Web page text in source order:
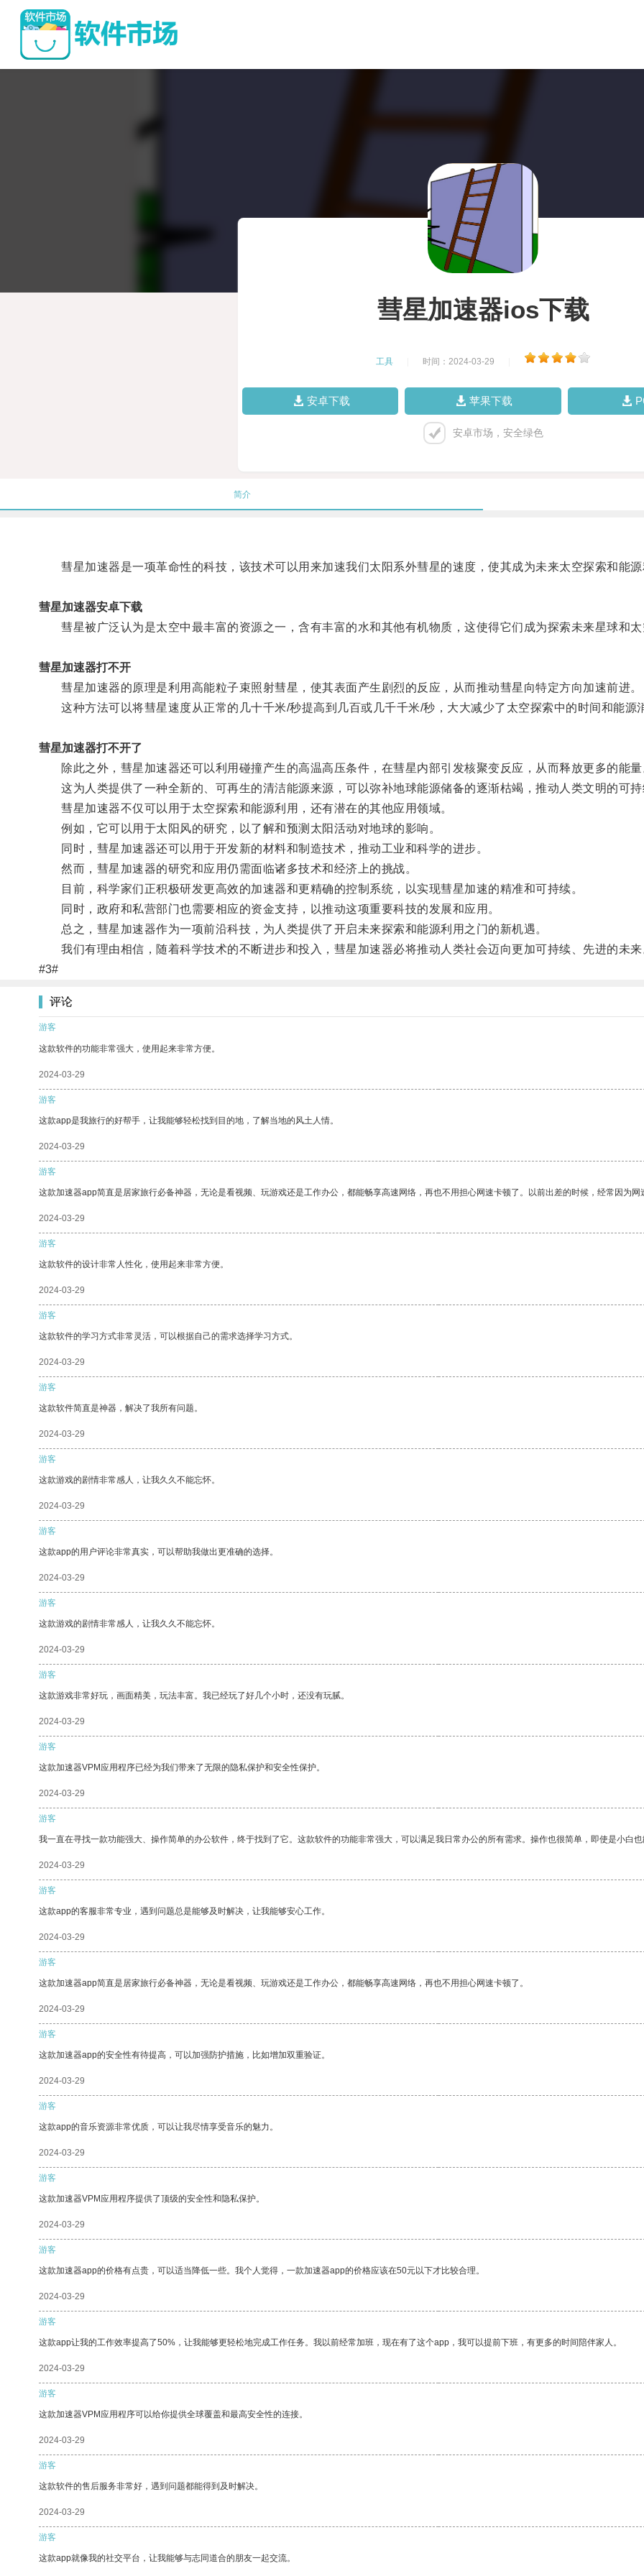
彗星加速器ios下载
工具 时间：2024-03-29
安卓下载 苹果下载
安卓市场，安全绿色
简介
彗星加速器是一项革命性的科技，该技术可以用来加速我们太阳系外彗星的速度，使其成为未来太空探索和能源
彗星加速器安卓下载
彗星被广泛认为是太空中最丰富的资源之一，含有丰富的水和其他有机物质，这使得它们成为探索未来星球和太
彗星加速器打不开
彗星加速器的原理是利用高能粒子束照射彗星，使其表面产生剧烈的反应，从而推动彗星向特定方向加速前进。
这种方法可以将彗星速度从正常的几十千米/秒提高到几百或几千千米/秒，大大减少了太空探索中的时间和能源
彗星加速器打不开了
除此之外，彗星加速器还可以利用碰撞产生的高温高压条件，在彗星内部引发核聚变反应，从而释放更多的能量
这为人类提供了一种全新的、可再生的清洁能源来源，可以弥补地球能源储备的逐渐枯竭，推动人类文明的可持
彗星加速器不仅可以用于太空探索和能源利用，还有潜在的其他应用领域。
例如，它可以用于太阳风的研究，以了解和预测太阳活动对地球的影响。
同时，彗星加速器还可以用于开发新的材料和制造技术，推动工业和科学的进步。
然而，彗星加速器的研究和应用仍需面临诸多技术和经济上的挑战。
目前，科学家们正积极研发更高效的加速器和更精确的控制系统，以实现彗星加速的精准和可持续。
同时，政府和私营部门也需要相应的资金支持，以推动这项重要科技的发展和应用。
总之，彗星加速器作为一项前沿科技，为人类提供了开启未来探索和能源利用之门的新机遇。
我们有理由相信，随着科学技术的不断进步和投入，彗星加速器必将推动人类社会迈向更加可持续、先进的未来
#3#
评论
游客
这款软件的功能非常强大，使用起来非常方便。
2024-03-29
游客
这款app是我旅行的好帮手，让我能够轻松找到目的地，了解当地的风土人情。
2024-03-29
游客
这款加速器app简直是居家旅行必备神器，无论是看视频、玩游戏还是工作办公，都能畅享高速网络，再也不用担心网速卡顿了。以前出差的时候，经常因为
2024-03-29
游客
这款软件的设计非常人性化，使用起来非常方便。
2024-03-29
游客
这款软件的学习方式非常灵活，可以根据自己的需求选择学习方式。
2024-03-29
游客
这款软件简直是神器，解决了我所有问题。
2024-03-29
游客
这款游戏的剧情非常感人，让我久久不能忘怀。
2024-03-29
游客
这款app的用户评论非常真实，可以帮助我做出更准确的选择。
2024-03-29
游客
这款游戏的剧情非常感人，让我久久不能忘怀。
2024-03-29
游客
这款游戏非常好玩，画面精美，玩法丰富。我已经玩了好几个小时，还没有玩腻。
2024-03-29
游客
这款加速器VPM应用程序已经为我们带来了无限的隐私保护和安全性保护。
2024-03-29
游客
我一直在寻找一款功能强大、操作简单的办公软件，终于找到了它。这款软件的功能非常强大，可以满足我日常办公的所有需求。操作也很简单，即使是小白也
2024-03-29
游客
这款app的客服非常专业，遇到问题总是能够及时解决，让我能够安心工作。
2024-03-29
游客
这款加速器app简直是居家旅行必备神器，无论是看视频、玩游戏还是工作办公，都能畅享高速网络，再也不用担心网速卡顿了。
2024-03-29
游客
这款加速器app的安全性有待提高，可以加强防护措施，比如增加双重验证。
2024-03-29
游客
这款app的音乐资源非常优质，可以让我尽情享受音乐的魅力。
2024-03-29
游客
这款加速器VPM应用程序提供了顶级的安全性和隐私保护。
2024-03-29
游客
这款加速器app的价格有点贵，可以适当降低一些。我个人觉得，一款加速器app的价格应该在50元以下才比较合理。
2024-03-29
游客
这款app让我的工作效率提高了50%，让我能够更轻松地完成工作任务。我以前经常加班，现在有了这个app，我可以提前下班，有更多的时间陪伴家人。
2024-03-29
游客
这款加速器VPM应用程序可以给你提供全球覆盖和最高安全性的连接。
2024-03-29
游客
这款软件的售后服务非常好，遇到问题都能得到及时解决。
2024-03-29
游客
这款app就像我的社交平台，让我能够与志同道合的朋友一起交流。